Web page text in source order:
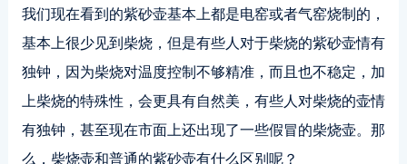
我们现在看到的紫砂壶基本上都是电窑或者气窑烧制的，
基本上很少见到柴烧，但是有些人对于柴烧的紫砂壶情有
独钟，因为柴烧对温度控制不够精准，而且也不稳定，加
上柴烧的特殊性，会更具有自然美，有些人对柴烧的壶情
有独钟，甚至现在市面上还出现了一些假冒的柴烧壶。那
么，柴烧壶和普通的紫砂壶有什么区别呢？